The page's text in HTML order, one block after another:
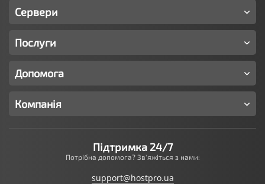
Сервери
Послуги
Допомога
Компанія
Підтримка 24/7
Потрібна допомога? Зв'яжіться з нами:
support@hostpro.ua